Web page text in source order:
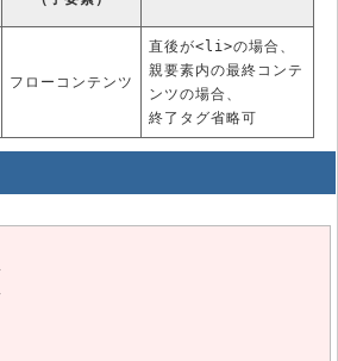
フローコンテンツ
直後が<li>の場合、
親要素内の最終コンテ
ンツの場合、
終了タグ省略可